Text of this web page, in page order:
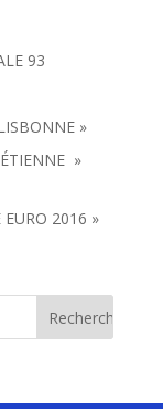
93
»
»
2016 »